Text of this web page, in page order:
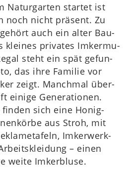
Natur­gar­ten star­tet ist
noch nicht prä­sent. Zu
auch ein alter Bau­
klei­nes pri­va­tes Imker­mu­
steht ein spät gefun­
das ihre Fami­lie vor
zeigt. Manch­mal über­
einige Gene­ra­tio­nen.
finden sich eine Honig­
aus Stroh, mit
Imker­werk­
– einen
weite Imker­blu­se.